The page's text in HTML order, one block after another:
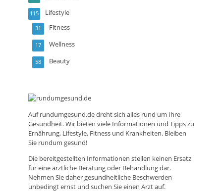
Lifestyle
115
Fitness
31
Wellness
17
Beauty
58
Aufrundumgesund.dedreht sich alles rund um Ihre
Gesundheit. Wir bieten viele Informationen und Tipps zu
Ernährung, Lifestyle, Fitness und Krankheiten. Bleiben
Sie rundum gesund!
Die bereitgestellten Informationen stellen keinen Ersatz
für eine ärztliche Beratung oder Behandlung dar.
Nehmen Sie daher gesundheitliche Beschwerden
unbedingt ernst und suchen Sie einen Arzt auf.